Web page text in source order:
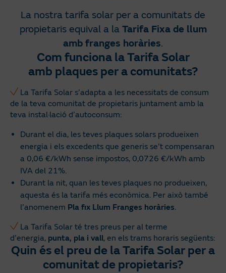
La nostra tarifa solar per a comunitats de
propietaris equival a la Tarifa Fixa de llum
amb franges horàries.
Com funciona la Tarifa Solar
amb plaques per a comunitats?
La Tarifa Solar s’adapta a les necessitats de consum
de la teva comunitat de propietaris juntament amb la
teva instal·lació d’autoconsum:
Durant el dia, les teves plaques solars produeixen
energia i els excedents que generis se’t compensaran
a 0,06 €/kWh sense impostos, 0,0726 €/kWh amb
IVA del 21%.
Durant la nit, quan les teves plaques no produeixen,
aquesta és la tarifa més econòmica. Per això també
l’anomenem Pla fix Llum Franges horàries.
La Tarifa Solar té tres preus per al terme
d’energia, punta, pla i vall, en els trams horaris següents:
Quin és el preu de la Tarifa Solar per a
comunitat de propietaris?